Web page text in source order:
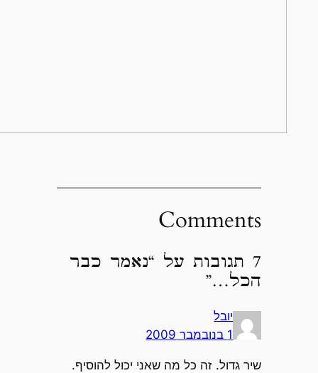
Comments
7 תגובות על “נאמר כבר
הכל…”
יובל
1 בנובמבר 2009
שיר גדול. זה כל מה שאני יכול להוסיף.